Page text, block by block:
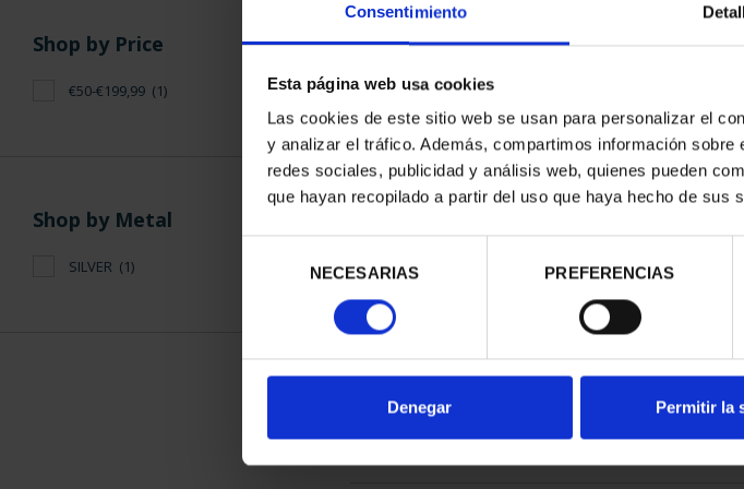
Consentimiento
Esta página web usa cookies
Las cookies de este sitio web se usan para personalizar el
y analizar el tráfico. Además, compartimos información
redes sociales, publicidad y análisis web, quienes pueden
que hayan recopilado a partir del uso que haya hecho de sus
consentimiento
NECESARIAS PREFERENCIAS
Denegar Permitir la
Shop by Price
€50-€199,99 (1)
Shop by Metal
SILVER (1)
WORLD HERITAGE CITIES III -
SANTIAGO DE ...
SORT BY: